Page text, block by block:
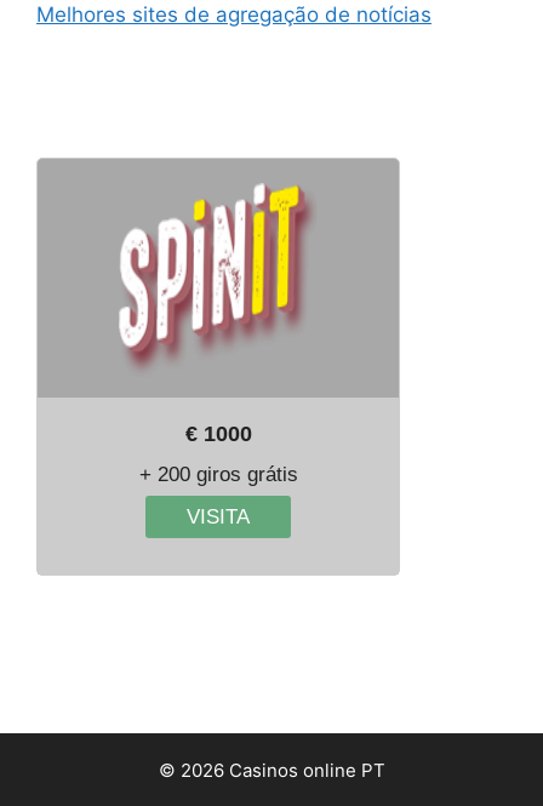
Melhores sites de agregação de notícias
€ 1000
+ 200 giros grátis
VISITA
© 2026 Casinos online PT